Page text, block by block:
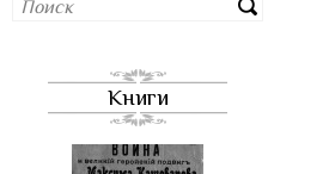
Книги